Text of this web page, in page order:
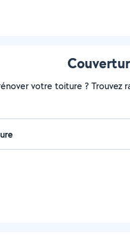
votre toiture ? Trouvez